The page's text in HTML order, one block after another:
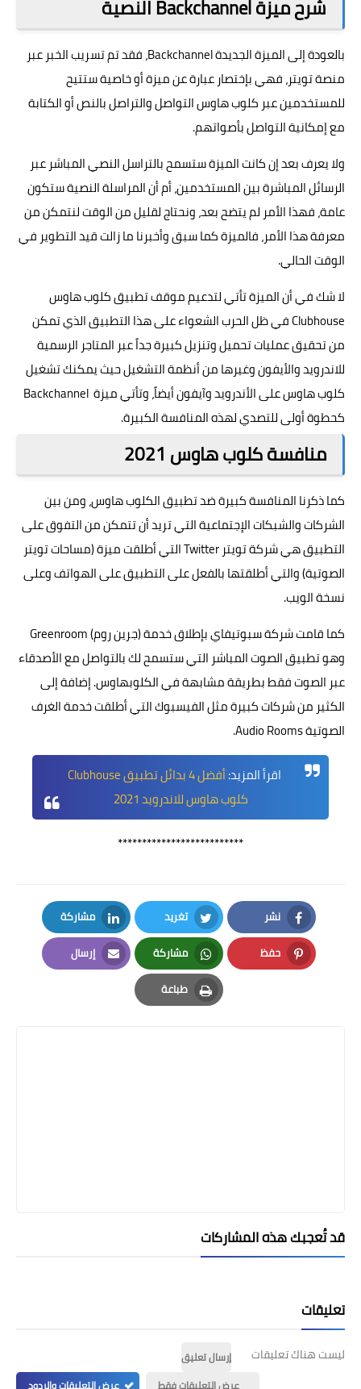
شرح ميزة Backchannel النصية
بالعودة إلى الميزة الجديدة Backchannel، فقد تم تسريب الخبر عبر
منصةتويتر، فهي بإختصار عبارة عن ميزة أو خاصية ستتيح
للمستخدمين عبر كلوب هاوس التواصل والتراصل بالنص أو الكتابة
مع إمكانية التواصل بأصواتهم.
ولا يعرف بعد إن كانت الميزة ستسمح بالتراسل النصي المباشر عبر
الرسائل المباشرة بين المستخدمين، أم أن المراسلة النصية ستكون
عامة، فهذا الأمر لم يتضح بعد، ونحتاج لقليل من الوقت لنتمكن من
معرفة هذا الأمر، فالميزة كما سبق وأخبرنا ما زالت قيد التطوير في
الوقت الحالي.
لا شك في أن الميزة تأتي لتدعيم موقف تطبيق كلوب هاوس
Clubhouse في ظل الحرب الشعواء على هذا التطبيق الذي تمكن
من تحقيق عمليات تحميل وتنزيل كبيرة جداً عبر المتاجر الرسمية
للاندرويد والأيفون وغيرها من أنظمة التشغيل حيث يمكنك تشغيل
كلوب هاوس على الأندرويد وآيفون أيضاً، وتأتي ميزة Backchannel
كحطوة أولى للتصدي لهذه المنافسة الكبيرة.
منافسة كلوب هاوس 2021
كما ذكرنا المنافسة كبيرة ضد تطبيق الكلوب هاوس، ومن بين
الشركات والشبكات الإجتماعية التي تريد أن تتمكن من التفوق على
التطبيق هي شركة تويتر Twitter التي أطلقت ميزة (مساحات تويتر
الصوتية) والتي أطلقتها بالفعل على التطبيق على الهواتف وعلى
نسخة الويب.
كما قامت شركة سبوتيفاي بإطلاق خدمة (جرين روم) Greenroom
وهو تطبيق الصوت المباشر التي ستسمح لك بالتواصل مع الأصدقاء
عبر الصوت فقط بطريقة مشابهة في الكلوبهاوس. إضافة إلى
الكثير من شركات كبيرة مثل الفيسبوك التي أطلقت خدمة الغرف
الصوتية Audio Rooms.
اقرأ المزيد:
أفضل 4 بدائل تطبيق Clubhouse
كلوب هاوس للاندرويد 2021
**************************
نشر
Facebook
تغريد
Twitter
مشاركة
LinkedIn
حفظ
Pinterest
مشاركة
Whatsapp
إرسال
Email
طباعة
Print
قد تُعجبك هذه المشاركات
تعليقات
ليست هناك تعليقات
إرسال تعليق